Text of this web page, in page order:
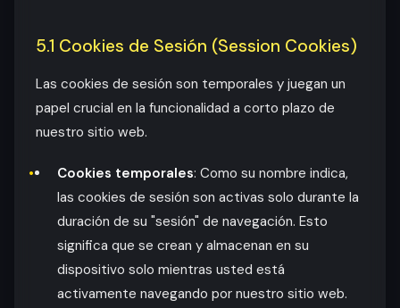
5.1 Cookies de Sesión (Session Cookies)
Las cookies de sesión son temporales y juegan un
papel crucial en la funcionalidad a corto plazo de
nuestro sitio web.
Cookies temporales: Como su nombre indica,
las cookies de sesión son activas solo durante la
duración de su "sesión" de navegación. Esto
significa que se crean y almacenan en su
dispositivo solo mientras usted está
activamente navegando por nuestro sitio web.